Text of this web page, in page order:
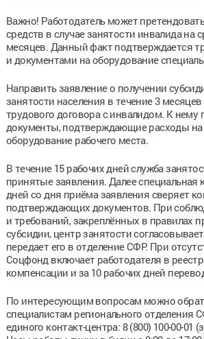
Важно! Работодатель может
средств в случае занятости инвалида на
месяцев. Данный факт подтверждается
и документами на оборудование
Направить заявление о получении
занятости населения в течение 3
трудового договора с инвалидом. К нему
документы, подтверждающие расходы на
оборудование рабочего места.
В течение 15 рабочих дней служба
принятые заявления. Далее специальная
дней со дня приёма заявления сверяет
подтверждающих документов. При
и требований, закреплённых в правилах
субсидии, центр занятости
передает его в отделение СФР. При
Соцфонд включает работодателя в
компенсации и за 10 рабочих дней
По интересующим вопросам можно
специалистам регионального отделения
единого контакт-центра: 8 (800) 100-00-01